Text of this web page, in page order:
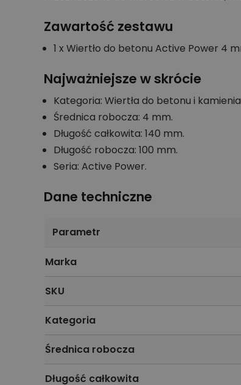
Zawartość zestawu
1 x Wiertło do betonu Active Power 4
Najważniejsze w skrócie
Kategoria: Wiertła do betonu i
Średnica robocza: 4 mm.
Długość całkowita: 140 mm.
Długość robocza: 100 mm.
Seria: Active Power.
Dane techniczne
Parametr
Marka
SKU
Kategoria
Średnica robocza
Długość całkowita